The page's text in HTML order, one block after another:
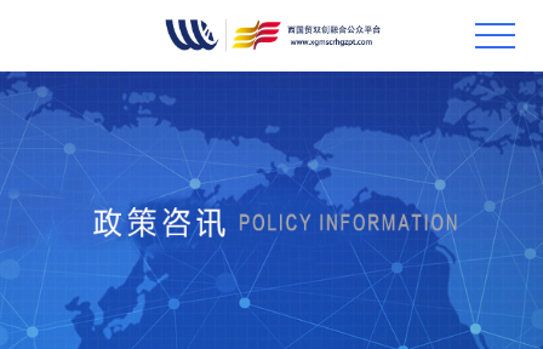
首页
政策
科技
项目